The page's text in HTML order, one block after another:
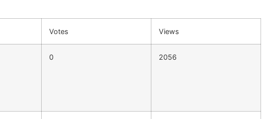
Votes Views
0 2056